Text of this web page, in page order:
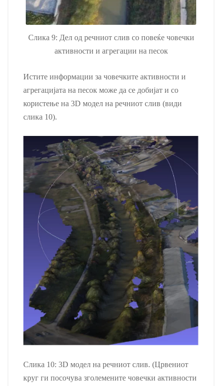
Слика 9: Дел од речниот слив со повеќе човечки
активности и агрегации на песок
Истите информации за човечките активности и
агрегацијата на песок може да се добијат и со
користење на 3D модел на речниот слив (види
слика 10).
Слика 10: 3D модел на речниот слив. (Црвениот
круг ги посочува зголемените човечки активности